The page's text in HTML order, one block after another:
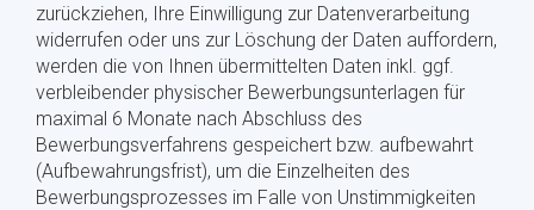
zurückziehen, Ihre Einwilligung zur Datenverarbeitung
widerrufen oder uns zur Löschung der Daten auffordern,
werden die von Ihnen übermittelten Daten inkl. ggf.
verbleibender physischer Bewerbungsunterlagen für
maximal 6 Monate nach Abschluss des
Bewerbungsverfahrens gespeichert bzw. aufbewahrt
(Aufbewahrungsfrist), um die Einzelheiten des
Bewerbungsprozesses im Falle von Unstimmigkeiten